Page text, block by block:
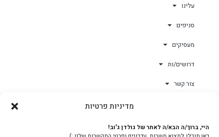
מדיניות פרטיות
היי, ברוך/ה הבא/ה לאתר של גולדן ג'וב!
עלינו
סניפים
מעסיקים
דרושים/ות
צור קשר